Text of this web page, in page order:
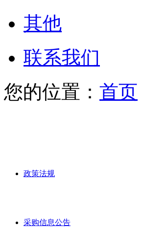
其他
联系我们
您的位置： 首页
政策法规
采购信息公告